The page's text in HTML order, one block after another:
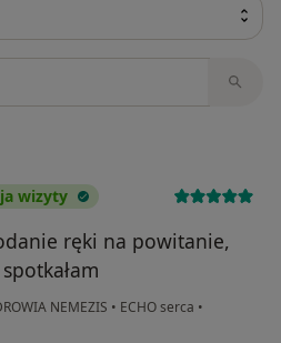
wizyty
ręki na powitanie,
NEMEZIS • ECHO serca •